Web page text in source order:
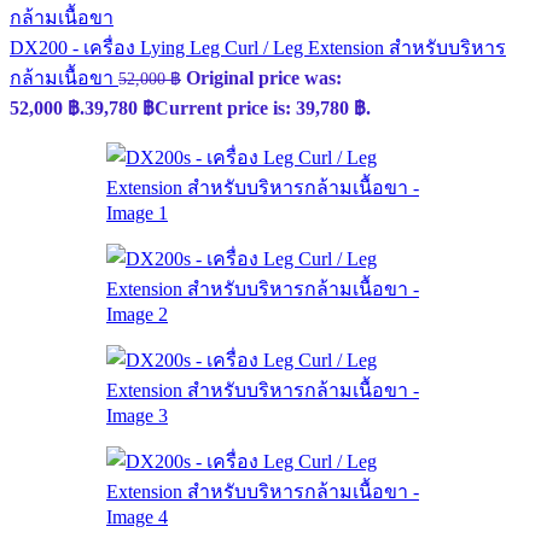
DX200 - เครื่อง Lying Leg Curl / Leg Extension สำหรับบริหาร
กล้ามเนื้อขา 52,000฿ Original price was:
52,000 ฿.39,780 ฿Current price is: 39,780 ฿.